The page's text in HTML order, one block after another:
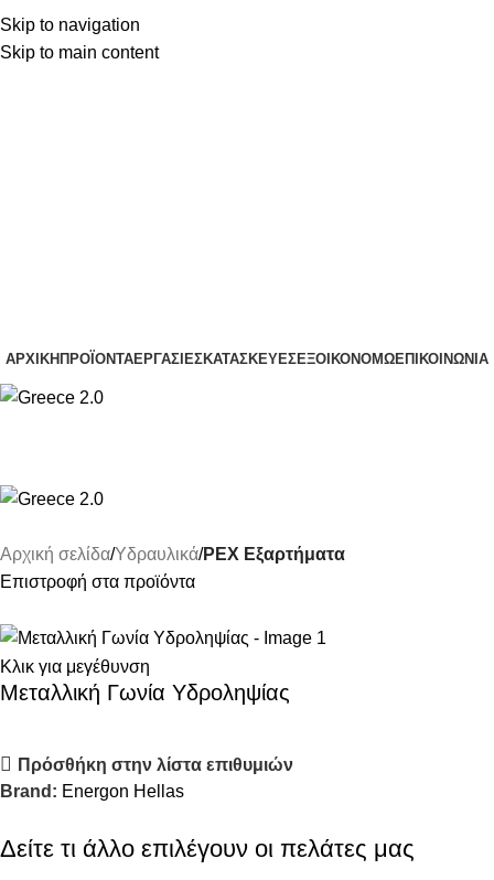
Skip to navigation
Skip to main content
(+30) 22210 22370
ΑΡΧΙΚΉ ΠΡΟΪΌΝΤΑΕΡΓΑΣΊΕΣΚΑΤΑΣΚΕΥΈΣΕΞΟΙΚΟΝΟΜΏΕΠΙΚΟΙΝΩΝΊΑ
Αρχική σελίδα Υδραυλικά PEX Εξαρτήματα
Επιστροφή στα προϊόντα
Κλικ για μεγέθυνση
Μεταλλική Γωνία Υδροληψίας
Πρόσθήκη στην λίστα επιθυμιών
Brand: Energon Hellas
Δείτε τι άλλο επιλέγουν οι πελάτες μας